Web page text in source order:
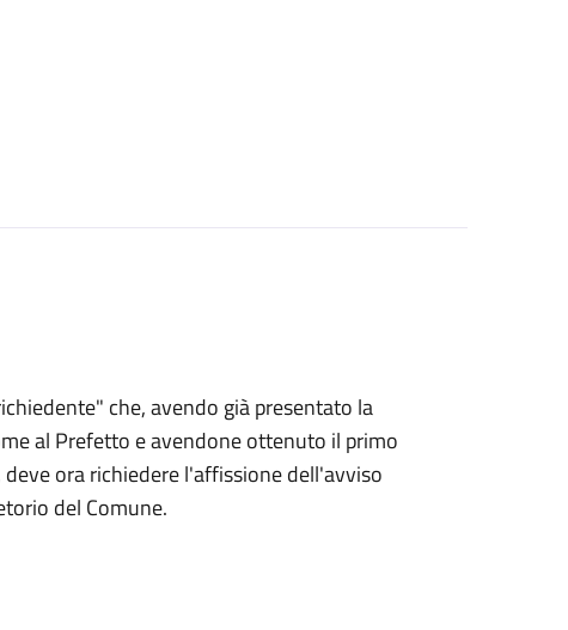
che, avendo già presentato la
al Prefetto e avendone ottenuto il primo
ora richiedere l'affissione dell'avviso
del Comune.